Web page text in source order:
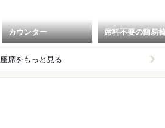
カウンター 席料不要の簡易
座席をもっと見る